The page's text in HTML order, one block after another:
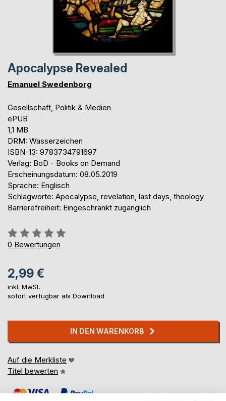
Apocalypse Revealed
Emanuel Swedenborg
Gesellschaft, Politik & Medien
ePUB
1,1 MB
DRM: Wasserzeichen
ISBN-13: 9783734791697
Verlag: BoD - Books on Demand
Erscheinungsdatum: 08.05.2019
Sprache: Englisch
Schlagworte: Apocalypse, revelation, last days, theology
Barrierefreiheit: Eingeschränkt zugänglich
Bewertung::
0%
0 Bewertungen
2,99 €
inkl. MwSt.
sofort verfügbar als Download
IN DEN WARENKORB
Auf die Merkliste
Titel bewerten